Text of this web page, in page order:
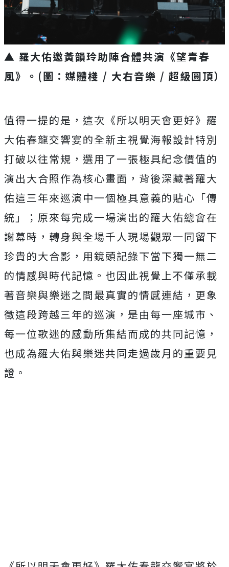
▲ 羅大佑邀黃韻玲助陣合體共演《望青春
風》。(圖：媒體棧 / 大右音樂 / 超級圓頂）
值得一提的是，這次《所以明天會更好》羅
大佑春龍交響宴的全新主視覺海報設計特別
打破以往常規，選用了一張極具紀念價值的
演出大合照作為核心畫面，背後深藏著羅大
佑這三年來巡演中一個極具意義的貼心「傳
統」；原來每完成一場演出的羅大佑總會在
謝幕時，轉身與全場千人現場觀眾一同留下
珍貴的大合影，用鏡頭記錄下當下獨一無二
的情感與時代記憶。也因此視覺上不僅承載
著音樂與樂迷之間最真實的情感連結，更象
徵這段跨越三年的巡演，是由每一座城市、
每一位歌迷的感動所集結而成的共同記憶，
也成為羅大佑與樂迷共同走過歲月的重要見
證。